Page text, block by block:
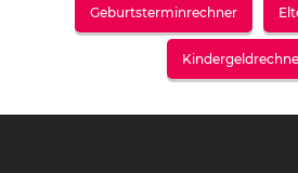
Geburtsterminrechner